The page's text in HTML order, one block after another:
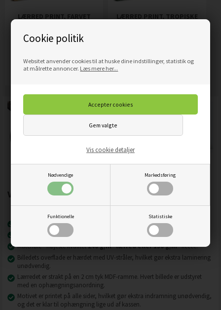
Cookie politik
Websitet anvender cookies til at huske dine indstillinger, statistik og
at målrette annoncer. Læs mere her...
Nødvendige Markedsføring
Funktionelle Statistiske
Vis cookie detaljer
LÆRRED PRINT, FARVET
Mere info
LÆRRED PRINT, TROPISKE
Vigtigste produktegenskaber:
Nyeste printteknologi
Billeder på lærred er modstandsdygtige over for slid, ridser og snavs.
Materiale - højeste kvalitet240 g/m lærred eller 130 g/m fleece.
Billedets overflade er hærdet med UV-stråler, hvilket gør ekstra laminering
unødvendig.
Lærredet er strakt på en 2 cm tyk MDF-ramme. Hvert billede er udstyret
med en ophængningsanordning.
Motivet er printet på alle sider, hvilket gør ekstra indramning unødvendig,
og det er klar til ophængning lige ud af kassen.